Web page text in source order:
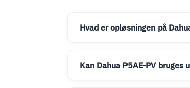
Hvad er opløsningen på
Kan Dahua P5AE-PV bruges